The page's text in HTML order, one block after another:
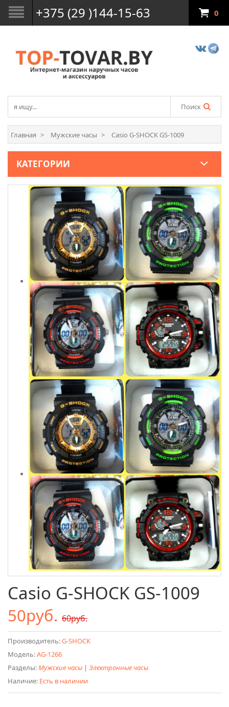
+375 (29 )144-15-63 0
Поиск
Главная Мужские часы Casio G-SHOCK GS-1009
КАТЕГОРИИ
Casio G-SHOCK GS-1009
50руб. 60руб.
Производитель:G-SHOCK
Модель:AG-1266
Разделы:Мужские часы | Электронные часы
Наличие: Есть в наличии